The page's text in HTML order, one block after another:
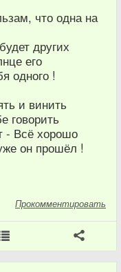
что одна на
других
его
одного !
и винить
говорить
- Всё хорошо
он прошёл !
Прокомментировать